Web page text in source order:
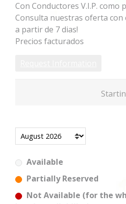
Con Conductores V.I.P. como
Consulta nuestras oferta con
a partir de 7 dias!
Precios facturados
Available
Partially Reserved
Not Available (for the